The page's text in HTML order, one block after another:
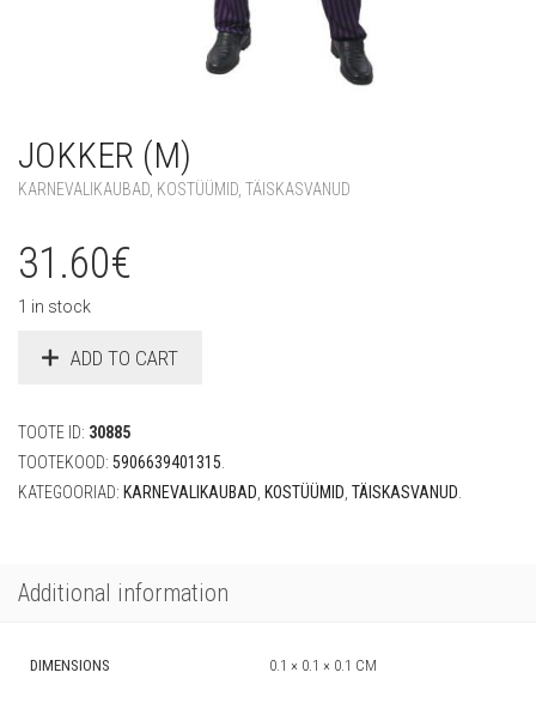
JOKKER (M)
KARNEVALIKAUBAD KOSTÜÜMID TÄISKASVANUD
31.60€
1 in stock
ADD TO CART
TOOTE ID: 30885
TOOTEKOOD: 5906639401315
KATEGOORIAD: KARNEVALIKAUBAD KOSTÜÜMID TÄISKASVANUD
Additional information
DIMENSIONS 0.1 × 0.1 × 0.1 CM